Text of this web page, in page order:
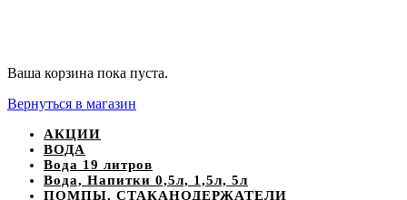
Ваша корзина пока пуста.
Вернуться в магазин
АКЦИИ
ВОДА
Вода 19 литров
Вода, Напитки 0,5л, 1,5л, 5л
ПОМПЫ, СТАКАНОДЕРЖАТЕЛИ